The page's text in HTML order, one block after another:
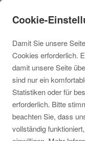
Cookie-
Damit Sie unsere
Cookies erforderlich.
damit unsere Seite
sind nur ein
Statistiken oder für
erforderlich. Bitte
beachten Sie, dass
vollständig